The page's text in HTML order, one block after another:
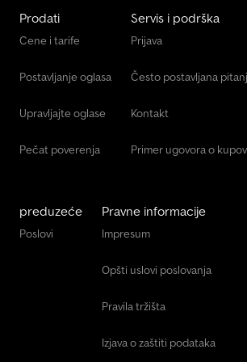
Prodati
Cene i tarife
Postavljanje oglasa
Upravljajte oglase
Pečat poverenja
Servis i podrška
Prijava
Često postavljana
Kontakt
Primer ugovora o
preduzeće
Poslovi
Pravne informacije
Impresum
Opšti uslovi poslovanja
Pravila tržišta
Izjava o zaštiti podataka